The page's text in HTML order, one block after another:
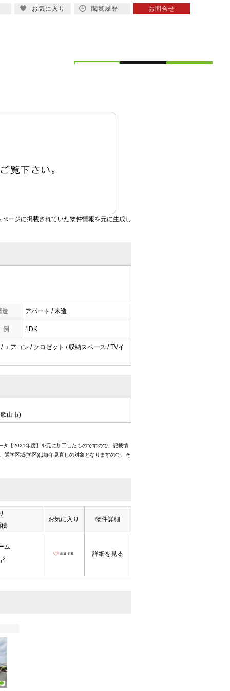
ージに掲載されていた物件情報を元に生成し
造 アパート / 木造
例 1DK
アコン / クロゼット / 収納スペース / TVイ
山市)
【2021年度】を元に加工したものですので、記載情
通学区域(学区)は毎年見直しの対象となりますので、そ
お気に入り 物件詳細
ム
2
詳細を見る
お気に入り 閲覧履歴 お問合せ